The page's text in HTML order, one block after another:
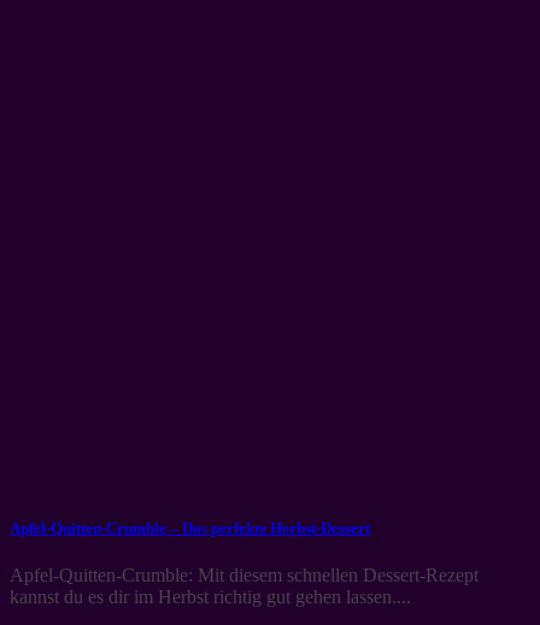
Apfel-Quitten-Crumble – Das perfekte Herbst-Dessert
Apfel-Quitten-Crumble: Mit diesem schnellen Dessert-Rezept
kannst du es dir im Herbst richtig gut gehen lassen....